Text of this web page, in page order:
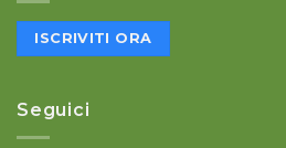
ISCRIVITI ORA
Seguici